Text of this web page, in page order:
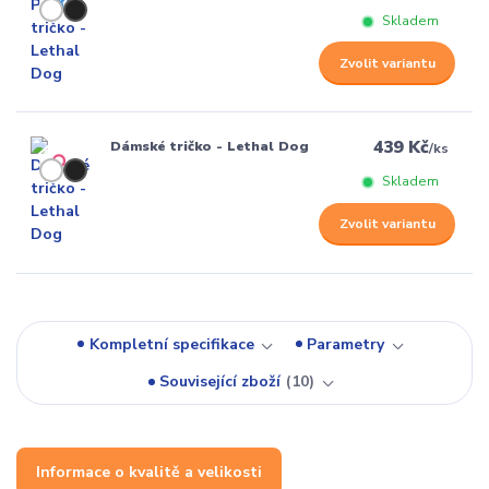
Skladem
Zvolit variantu
Dámské tričko - Lethal Dog 439 Kč/ks
Skladem
Zvolit variantu
Kompletní specifikace
Parametry
Související zboží
10
Informace o kvalitě a velikosti